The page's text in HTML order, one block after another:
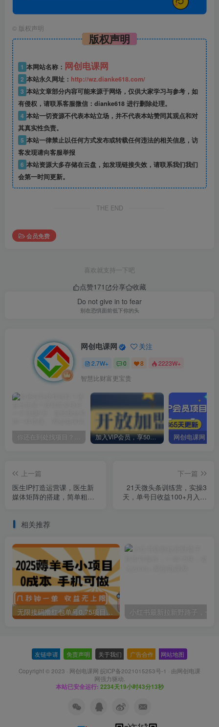
© 版权声明
版权声明
1 本网站名称： 网创电课网
2 本站永久网址： http://wz.dianke618.com/
3 本站文章部分内容可能来源于网络，仅供大家学习与参考，如
有侵权，请联系客服微信：dianke618 进行删除处理。
4 本站一切资源不代表本站立场，并不代表本站赞同其观点和对
其真实性负责。
5 本站一律禁止以任何方式发布或转载任何违法的相关信息，访
客发现请向客服举报
6 本站资源大多存储在云盘，如发现链接失效，请联系我们我们
会第一时间更新。
THE END
会员免费
喜欢就支持一下吧
点赞171 分享
收藏
Do not give in to fear
别在恐惧面前低下你的头
网创电课网 关注
2.7W+ 0 8 2223W+
智慧比财富更宝贵
你还在到处找项目？还在当韭菜？我却靠卖项目一个月赚5万，曾经我也和你一样懵懂。 加入VIP会员，享50%的推广提成，免费学习多种网上创业课程，菜鸟秒变大神！
上一篇
医生IP打造运营课，医生新
媒体矩阵的搭建，简单粗
下一篇
21天微头条训练营，实操3
天，单号日收益100+月入过
相关推荐
无限接码撸红包单号0.75项目无偿分享给你【揭秘】
友链申请 免责声明 关于我们 广告合作 网站地图
Copyright © 2023 · 网创电课网 皖ICP备2021015253号-1 · 由网创电课
网强力驱动.
本站已安全运行: 2234天19小时43分14秒